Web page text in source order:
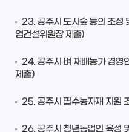
23. 공주시 도시숲 등의 조성
업건설위원장 제출)
24. 공주시 벼 재배농가 경영
제출)
25. 공주시 필수농자재 지원
26. 공주시 청년농업인 육성